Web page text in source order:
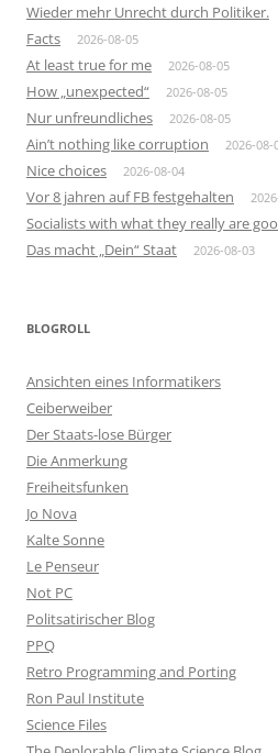
Wieder mehr Unrecht durch Politiker.
Facts 2026-08-05
At least true for me 2026-08-05
How „unexpected“ 2026-08-05
Nur unfreundliches 2026-08-05
Ain’t nothing like corruption 2026-08-
Nice choices 2026-08-04
Vor 8 jahren auf FB festgehalten
Socialists with what they really are
Das macht „Dein“ Staat 2026-08-03
BLOGROLL
Ansichten eines Informatikers
Ceiberweiber
Der Staats-lose Bürger
Die Anmerkung
Freiheitsfunken
Jo Nova
Kalte Sonne
Le Penseur
Not PC
Politsatirischer Blog
PPQ
Retro Programming and Porting
Ron Paul Institute
Science Files